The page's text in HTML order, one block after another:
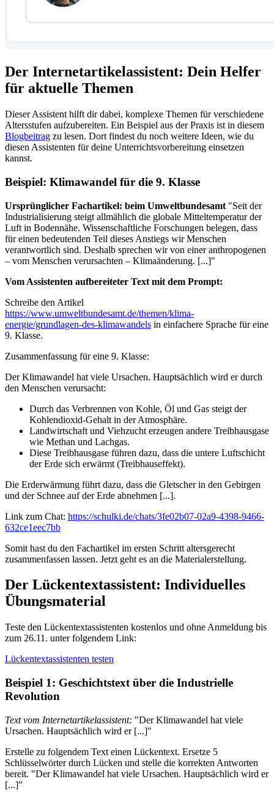
Der Internetartikelassistent: Dein Helfer
für aktuelle Themen
Dieser Assistent hilft dir dabei, komplexe Themen für verschiedene
Altersstufen aufzubereiten. Ein Beispiel aus der Praxis ist in diesem
Blogbeitrag zu lesen. Dort findest du noch weitere Ideen, wie du
diesen Assistenten für deine Unterrichtsvorbereitung einsetzen
kannst.
Beispiel: Klimawandel für die 9. Klasse
Ursprünglicher Fachartikel: beim Umweltbundesamt "Seit der
Industrialisierung steigt allmählich die globale Mitteltemperatur der
Luft in Bodennähe. Wissenschaftliche Forschungen belegen, dass
für einen bedeutenden Teil dieses Anstiegs wir Menschen
verantwortlich sind. Deshalb sprechen wir von einer anthropogenen
– vom Menschen verursachten – Klimaänderung. [...]"
Vom Assistenten aufbereiteter Text mit dem Prompt:
Schreibe den Artikel
https://www.umweltbundesamt.de/themen/klima-
energie/grundlagen-des-klimawandels in einfachere Sprache für eine
9. Klasse.
Zusammenfassung für eine 9. Klasse:
Der Klimawandel hat viele Ursachen. Hauptsächlich wird er durch
den Menschen verursacht:
Durch das Verbrennen von Kohle, Öl und Gas steigt der
Kohlendioxid-Gehalt in der Atmosphäre.
Landwirtschaft und Viehzucht erzeugen andere Treibhausgase
wie Methan und Lachgas.
Diese Treibhausgase führen dazu, dass die untere Luftschicht
der Erde sich erwärmt (Treibhauseffekt).
Die Erderwärmung führt dazu, dass die Gletscher in den Gebirgen
und der Schnee auf der Erde abnehmen [...].
Link zum Chat: https://schulki.de/chats/3fe02b07-02a9-4398-9466-
632ce1eec7bb
Somit hast du den Fachartikel im ersten Schritt altersgerecht
zusammenfassen lassen. Jetzt geht es an die Materialerstellung.
Der Lückentextassistent: Individuelles
Übungsmaterial
Teste den Lückentextassistenten kostenlos und ohne Anmeldung bis
zum 26.11. unter folgendem Link:
Lückentextassistenten testen
Beispiel 1: Geschichtstext über die Industrielle
Revolution
Text vom Internetartikelassistent: "Der Klimawandel hat viele
Ursachen. Hauptsächlich wird er [...]"
Erstelle zu folgendem Text einen Lückentext. Ersetze 5
Schlüsselwörter durch Lücken und stelle die korrekten Antworten
bereit. "Der Klimawandel hat viele Ursachen. Hauptsächlich wird er
[...]"